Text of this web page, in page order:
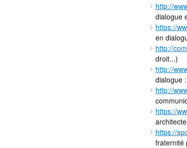
http://
dialogue
https://
en
http://
droit...)
http://
dialogue
http://
https://
https://
fraternité